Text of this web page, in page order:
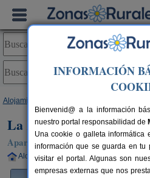
Alojamientos
La Rexidora
Apartamentos Rurales en Cuerres
Alquiler completo 2-4+2 plazas
INFORMACIÓN
Bienvenid@ a la información
nuestro portal responsabilidad de
Una cookie o galleta informática
información que se guarda en tu
visitar el portal. Algunas son
empresas externas que nos